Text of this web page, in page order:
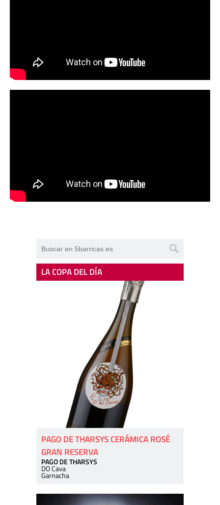
LA COPA DEL DÍA
PAGO DE THARSYS CERÁMICA ROSÉ
GRAN RESERVA
PAGO DE THARSYS
DO Cava
Garnacha